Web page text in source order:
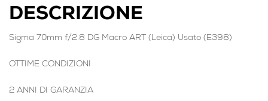
DESCRIZIONE
Sigma 70mm f/2.8 DG Macro ART (Leica) Usato (E398)
OTTIME CONDIZIONI
2 ANNI DI GARANZIA